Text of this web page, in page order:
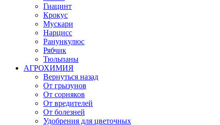
Гиацинт
Крокус
Мускари
Нарцисс
Ранункулюс
Рябчик
Тюльпаны
АГРОХИМИЯ
Вернуться назад
От грызунов
От сорняков
От вредителей
От болезней
Удобрения для цветочных